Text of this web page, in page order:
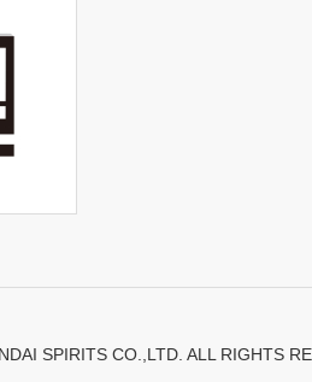
SPIRITS CO.,LTD. ALL RIGHTS